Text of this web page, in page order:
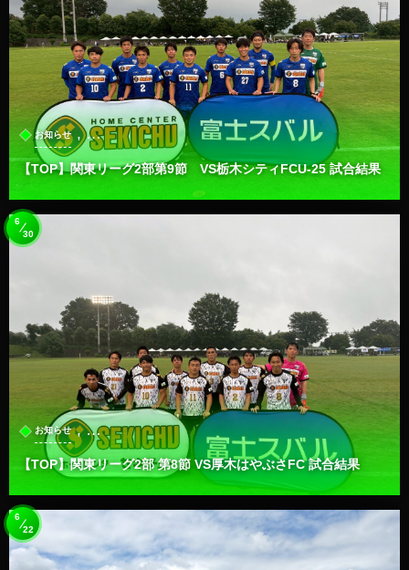
お知らせ , …
【TOP】関東リーグ2部第9節 VS栃木シティFCU-25 試合結果
お知らせ , …
【TOP】関東リーグ2部 第8節 VS厚木はやぶさFC 試合結果
6
30
6
22